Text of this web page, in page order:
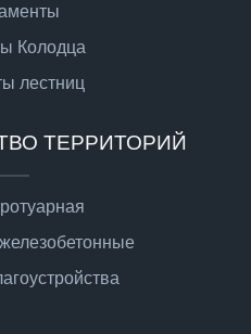
Колодца
лестниц
ТЕРРИТОРИЙ